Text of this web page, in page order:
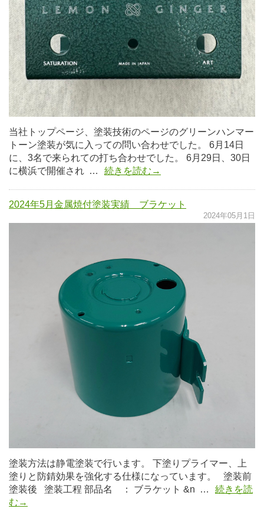
当社トップページ、塗装技術のページのグリーンハンマー
トーン塗装が気に入っての問い合わせでした。 6月14日
に、3名で来られての打ち合わせでした。 6月29日、30日
に横浜で開催され …
続きを読む→
2024年5月金属焼付塗装実績 ブラケット
2024年05月1日
塗装方法は静電塗装で行います。 下塗りプライマー、上
塗りと防錆効果を強化する仕様になっています。 塗装前
塗装後 塗装工程 部品名 ： ブラケット &n …
続きを読
む→